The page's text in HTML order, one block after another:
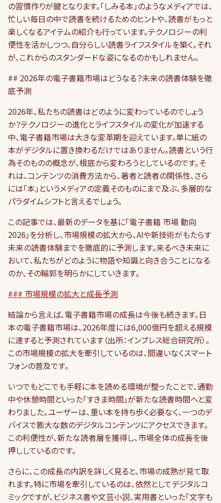
の習慣作りが鍵となります。「しみる本」のようなメディアでは、
忙しい毎日の中で読書を続けるためのヒントや、読書がもっと
楽しくなるアイテムの紹介も行っています。テクノロジーの利
便性を活かしつつ、自分らしい読書ライフスタイルを築く。それ
が、これからのスタンダードな姿になるのかもしれません。
## 2026年の電子書籍市場はどうなる？未来の読書体験を徹
底予測
2026年、私たちの読書はどのように変わっているのでしょう
か？テクノロジーの進化とライフスタイルの変化が加速する
中、電子書籍市場は大きな変革期を迎えています。単に紙の
本がデジタルに置き換わるだけではありません。読書という行
為そのものの概念が、根底から変わろうとしているのです。そ
れは、コンテンツの消費方法から、著者と読者の関係性、さら
には「本」というメディアの定義そのものにまで及ぶ、多層的な
パラダイムシフトと言えるでしょう。
この記事では、最新のデータを基に「電子書籍 市場 動向
2026」を分析し、市場規模の拡大から、AIや新技術がもたらす
未来の読書体験までを徹底的に予測します。来るべき未来に
おいて、私たちがどのように物語や知識と向き合うことになる
のか、その輪郭を明らかにしていきます。
### 市場規模の拡大と成長予測
結論から言えば、電子書籍市場の成長は今後も続きます。日
本の電子書籍市場は、2026年度には6,000億円を超える規模
に達すると予測されています（出所：インプレス総合研究所）。
この市場規模の拡大を牽引しているのは、間違いなくスマート
フォンの普及です。
いつでもどこでも手軽に本を読める環境が整ったことで、通勤
中や休憩時間といった「すきま時間」が新たな読書時間へと変
わりました。ユーザーは、重い本を持ち歩く必要なく、一つのデ
バイスで膨大な数のデジタルコンテンツにアクセスできます。
この利便性が、新たな読者層を獲得し、市場全体の成長を後
押ししているのです。
さらに、この成長の内訳を詳しく見ると、市場の成熟が見て取
れます。特に市場を牽引しているのは、依然としてデジタルコ
ミックですが、ビジネス書や文芸小説、実用書といった「文字も